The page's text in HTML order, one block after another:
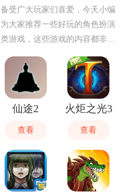
备受广大玩家们喜爱，今天小编
为大家推荐一些好玩的角色扮演
类游戏，这些游戏的内容都非常
品，题材也很丰富，喜欢这类型
游戏的玩家们可以来这里看看，
轻松就可以找到适合自己的，还
能够省掉很多时间。
仙途2
查看
火炬之光3
查看